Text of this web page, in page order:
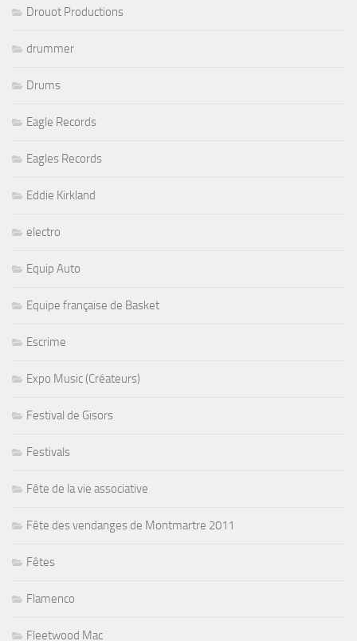
Drouot Productions
drummer
Drums
Eagle Records
Eagles Records
Eddie Kirkland
electro
Equip Auto
Equipe française de Basket
Escrime
Expo Music (Créateurs)
Festival de Gisors
Festivals
Fête de la vie associative
Fête des vendanges de Montmartre 2011
Fêtes
Flamenco
Fleetwood Mac